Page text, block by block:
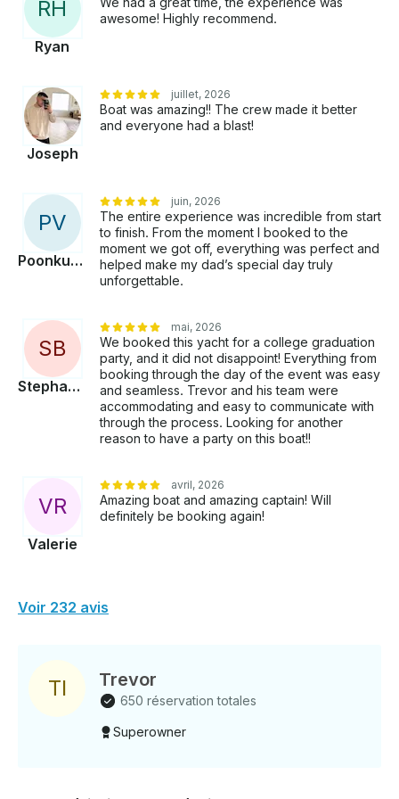
sud de la Californie ! Nous offrons les meilleurs tarifs
à Newport et pouvons être très flexibles afin de
pouvoir organiser une fête pour tous les budgets !
incroyable sur un yacht de luxe peut être beaucoup
plus abordable que vous ne le pensez. Nous
pouvons réaliser la fête de vos rêves ! Nous sommes
entièrement certifiés par la Garde côtière, c'est
énorme et c'est quelque chose que vous devriez
d'une location de yacht. Nous sommes soumis à des
inspections annuelles rigoureuses de l'ensemble du
navire et de l'équipage et sommes tenus de respecter
les normes les plus élevées en matière de sécurité
intérieure. Votre sécurité est notre priorité absolue et
RH
Ryan
awesome! Highly recommend.
Joseph
juillet, 2026
Boat was amazing!! The crew made it better
and everyone had a blast!
PV
Poonkuzhali
juin, 2026
The entire experience was incredible from start
to finish. From the moment I booked to the
moment we got off, everything was perfect and
helped make my dad’s special day truly
unforgettable.
SB
Stephanie
mai, 2026
We booked this yacht for a college graduation
party, and it did not disappoint! Everything from
booking through the day of the event was easy
and seamless. Trevor and his team were
accommodating and easy to communicate with
through the process. Looking for another
reason to have a party on this boat!!
VR
Valerie
avril, 2026
Amazing boat and amazing captain! Will
definitely be booking again!
Voir 232 avis
TI Trevor
650 réservation totales
Superowner